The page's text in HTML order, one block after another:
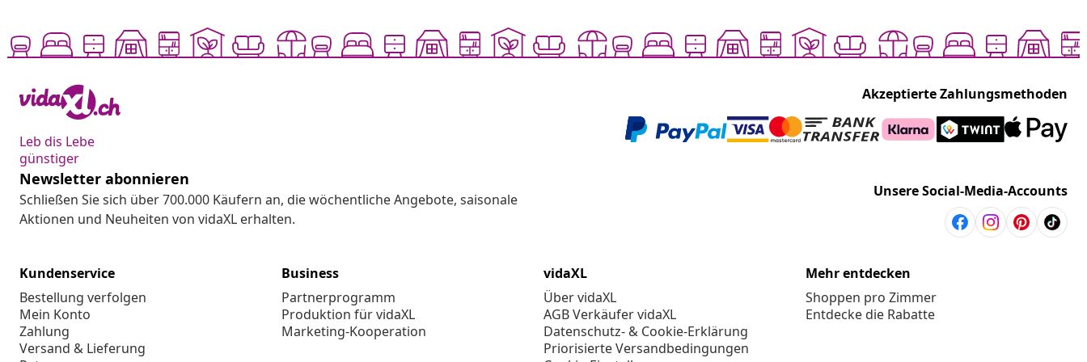
Leb dis Lebe
günstiger
Akzeptierte Zahlungsmethoden
Newsletter abonnieren
Schließen Sie sich über 700.000 Käufern an, die wöchentliche Angebote, saisonale
Aktionen und Neuheiten von vidaXL erhalten.
Unsere Social-Media-Accounts
Kundenservice
Bestellung verfolgen
Mein Konto
Zahlung
Versand & Lieferung
Business
Partnerprogramm
Produktion für vidaXL
Marketing-Kooperation
vidaXL
Über vidaXL
AGB Verkäufer vidaXL
Datenschutz- & Cookie-Erklärung
Priorisierte Versandbedingungen
Mehr entdecken
Shoppen pro Zimmer
Entdecke die Rabatte